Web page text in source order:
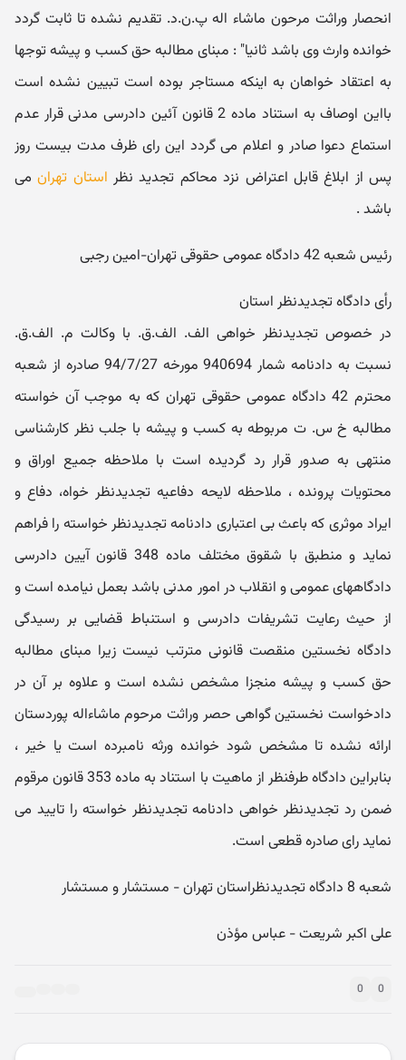
انحصار وراثت مرحون ماشاء اله پ.ن.د. تقدیم نشده تا ثابت گردد
خوانده وارث وی باشد ثانیا" : مبنای مطالبه حق کسب و پیشه توجها
به اعتقاد خواهان به اینکه مستاجر بوده است تبیین نشده است
بااین اوصاف به استناد ماده 2 قانون آئین دادرسی مدنی قرار عدم
استماع دعوا صادر و اعلام می گردد این رای ظرف مدت بیست روز
پس از ابلاغ قابل اعتراض نزد محاکم تجدید نظر استان تهرانمی
باشد .
رئیس شعبه 42 دادگاه عمومی حقوقی تهران-امین رجبی
رأی دادگاه تجدیدنظر استان
در خصوص تجدیدنظر خواهی الف. الف.ق. با وکالت م. الف.ق.
نسبت به دادنامه شمار 940694 مورخه 94/7/27 صادره از شعبه
محترم 42 دادگاه عمومی حقوقی تهران که به موجب آن خواسته
مطالبه خ س. ت مربوطه به کسب و پیشه با جلب نظر کارشناسی
منتهی به صدور قرار رد گردیده است با ملاحظه جمیع اوراق و
محتویات پرونده ، ملاحظه لایحه دفاعیه تجدیدنظر خواه، دفاع و
ایراد موثری که باعث بی اعتباری دادنامه تجدیدنظر خواسته را فراهم
نماید و منطبق با شقوق مختلف ماده 348 قانون آیین دادرسی
دادگاههای عمومی و انقلاب در امور مدنی باشد بعمل نیامده است و
از حیث رعایت تشریفات دادرسی و استنباط قضایی بر رسیدگی
دادگاه نخستین منقصت قانونی مترتب نیست زیرا مبنای مطالبه
حق کسب و پیشه منجزا مشخص نشده است و علاوه بر آن در
دادخواست نخستین گواهی حصر وراثت مرحوم ماشاءاله پوردستان
ارائه نشده تا مشخص شود خوانده ورثه نامبرده است یا خیر ،
بنابراین دادگاه طرفنظر از ماهیت با استناد به ماده 353 قانون مرقوم
ضمن رد تجدیدنظر خواهی دادنامه تجدیدنظر خواسته را تایید می
نماید رای صادره قطعی است.
شعبه 8 دادگاه تجدیدنظراستان تهران - مستشار و مستشار
علی اکبر شریعت - عباس مؤذن
0
0